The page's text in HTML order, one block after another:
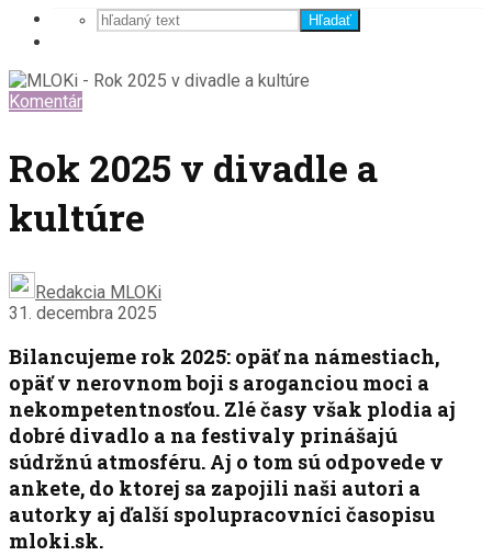
Hľadať
Komentár
Rok 2025 v divadle a
kultúre
Redakcia MLOKi
31. decembra 2025
Bilancujeme rok 2025: opäť na námestiach,
opäť v nerovnom boji s aroganciou moci a
nekompetentnosťou. Zlé časy však plodia aj
dobré divadlo a na festivaly prinášajú
súdržnú atmosféru. Aj o tom sú odpovede v
ankete, do ktorej sa zapojili naši autori a
autorky aj ďalší spolupracovníci časopisu
mloki.sk.